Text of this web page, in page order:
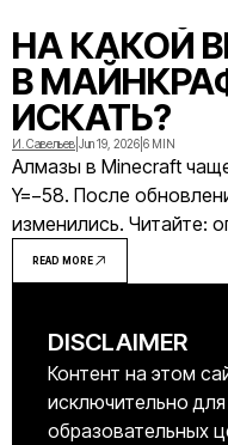
НА КАКОЙ
В
ИСКАТЬ?
И. Савельев Jun 19, 2026 6 MIN
Алмазы в Minecraft
Y=−58. После
изменились. Читайте:
методы добычи и где
READ MORE
DISCLAIMER
Контент на этом
исключительно
образовательных